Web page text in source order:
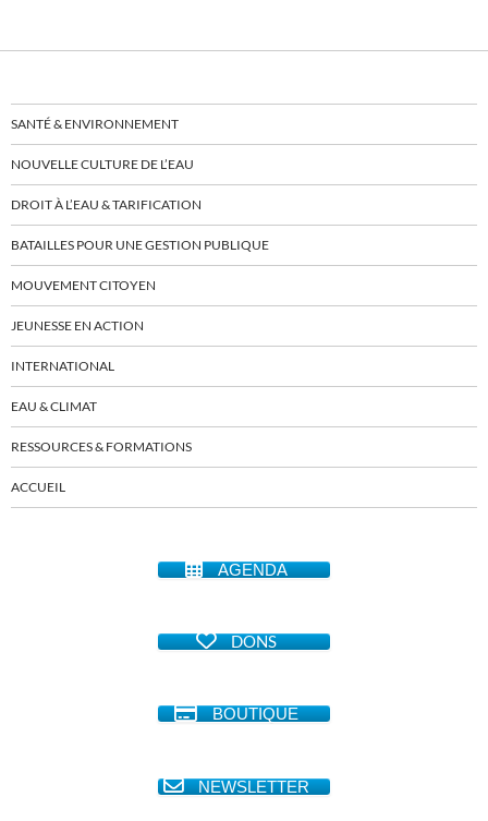
SANTÉ & ENVIRONNEMENT
NOUVELLE CULTURE DE L’EAU
DROIT À L’EAU & TARIFICATION
BATAILLES POUR UNE GESTION PUBLIQUE
MOUVEMENT CITOYEN
JEUNESSE EN ACTION
INTERNATIONAL
EAU & CLIMAT
RESSOURCES & FORMATIONS
ACCUEIL
AGENDA
DONS
BOUTIQUE
NEWSLETTER